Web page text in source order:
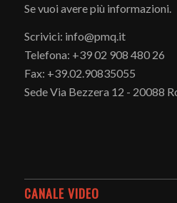
Se vuoi avere più informazioni.
Scrivici: info@pmq.it
Telefona: +39 02 908 480 26
Fax: +39.02.90835055
Sede Via Bezzera 12 - 20088
CANALE VIDEO